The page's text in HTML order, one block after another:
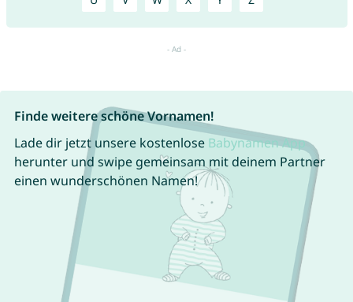
Finde weitere schöne Vornamen!
Lade dir jetzt unsere kostenlose Babynamen App
herunter und swipe gemeinsam mit deinem Partner
einen wunderschönen Namen!